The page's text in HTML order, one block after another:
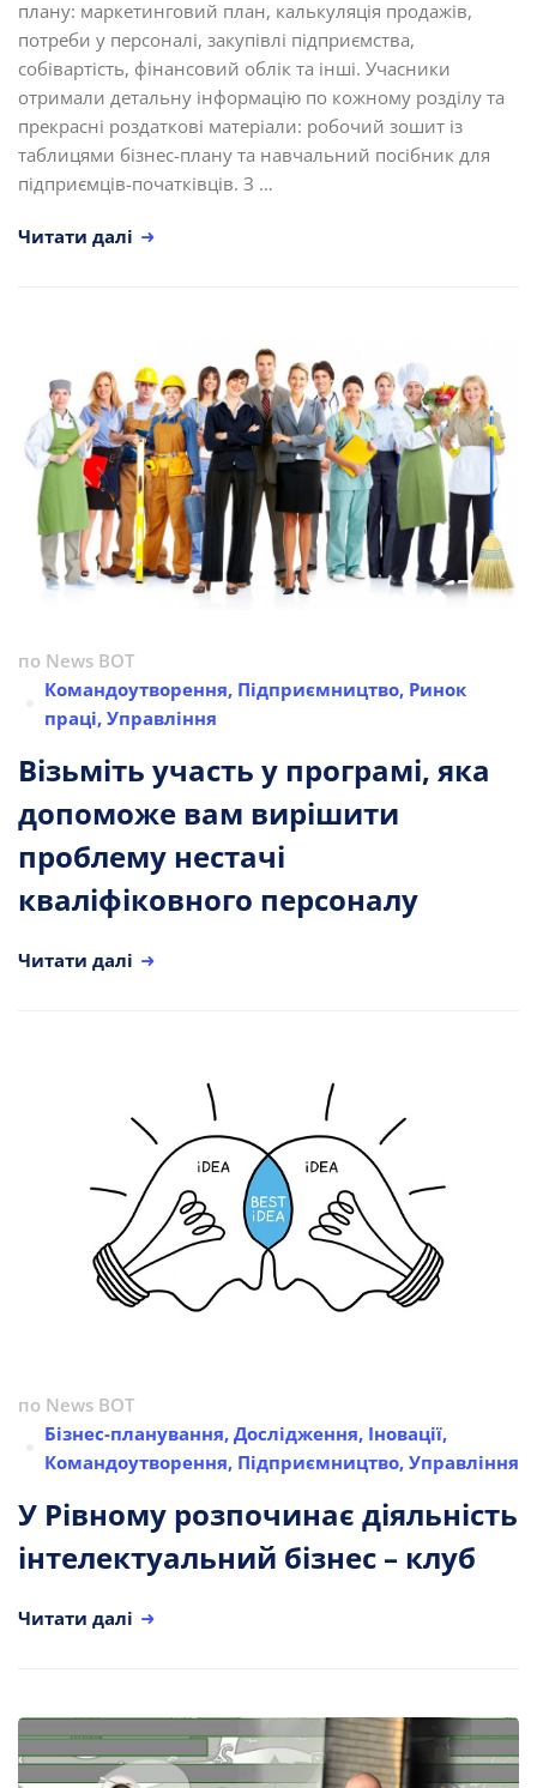
плану: маркетинговий план, калькуляція продажів,
потреби у персоналі, закупівлі підприємства,
собівартість, фінансовий облік та інші. Учасники
отримали детальну інформацію по кожному розділу та
прекрасні роздаткові матеріали: робочий зошит із
таблицями бізнес-плану та навчальний посібник для
підприємців-початківців. З …
Читати далі
по News BOT
Командоутворення, Підприємництво, Ринок
праці, Управління
Візьміть участь у програмі, яка
допоможе вам вирішити
проблему нестачі
кваліфіковного персоналу
Читати далі
по News BOT
Бізнес-планування, Дослідження, Іновації,
Командоутворення, Підприємництво, Управління
У Рівному розпочинає діяльність
інтелектуальний бізнес – клуб
Читати далі